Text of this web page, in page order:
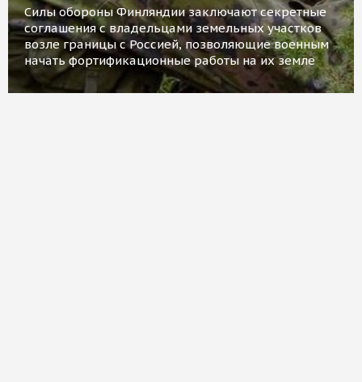
Силы обороны Финляндии заключают секретные
соглашения с владельцами земельных участков
возле границы с Россией, позволяющие военным
начать фортификационные работы на их земле